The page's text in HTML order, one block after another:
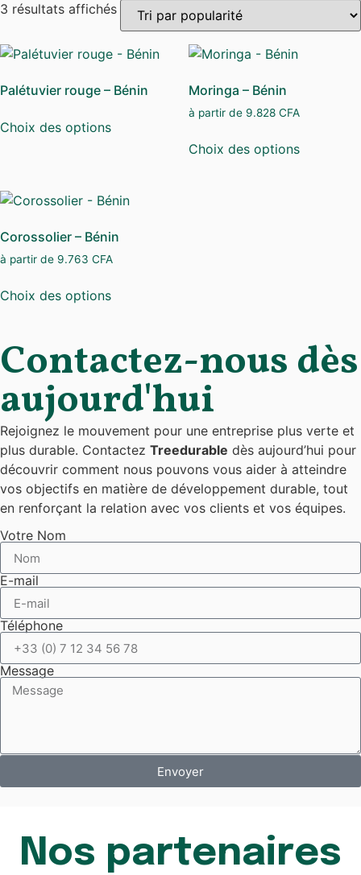
3 résultats affichés
Palétuvier rouge – Bénin
Choix des options
Moringa – Bénin
à partir de 9.828 CFA
Choix des options
Corossolier – Bénin
à partir de 9.763 CFA
Choix des options
Contactez-nous dès
aujourd'hui
Rejoignez le mouvement pour une entreprise plus verte et
plus durable. Contactez Treedurable dès aujourd’hui pour
découvrir comment nous pouvons vous aider à atteindre
vos objectifs en matière de développement durable, tout
en renforçant la relation avec vos clients et vos équipes.
Votre Nom
E-mail
Téléphone
Message
Envoyer
Nos partenaires